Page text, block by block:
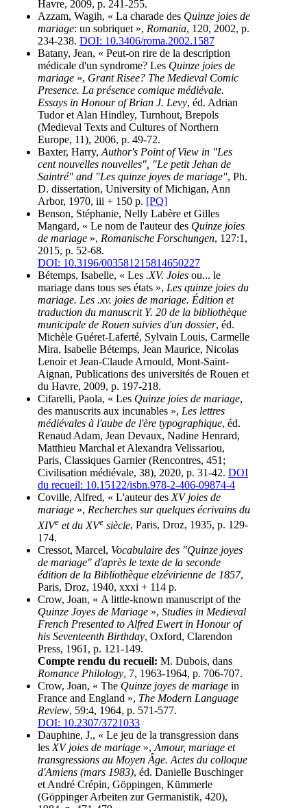
Havre, 2009, p. 241-255.
Azzam, Wagih, « La charade des Quinze joies de
mariage: un sobriquet », Romania, 120, 2002, p.
234-238. DOI: 10.3406/roma.2002.1587
Batany, Jean, « Peut-on rire de la description
médicale d'un syndrome? Les Quinze joies de
mariage », Grant Risee? The Medieval Comic
Presence. La présence comique médiévale.
Essays in Honour of Brian J. Levy, éd. Adrian
Tudor et Alan Hindley, Turnhout, Brepols
(Medieval Texts and Cultures of Northern
Europe, 11), 2006, p. 49-72.
Baxter, Harry, Author's Point of View in "Les
cent nouvelles nouvelles", "Le petit Jehan de
Saintré" and "Les quinze joyes de mariage", Ph.
D. dissertation, University of Michigan, Ann
Arbor, 1970, iii + 150 p. [PQ]
Benson, Stéphanie, Nelly Labère et Gilles
Mangard, « Le nom de l'auteur des Quinze joies
de mariage », Romanische Forschungen, 127:1,
2015, p. 52-68.
DOI: 10.3196/003581215814650227
Bétemps, Isabelle, « Les .XV. Joies ou... le
mariage dans tous ses états », Les quinze joies du
mariage. Les .xv. joies de mariage. Édition et
traduction du manuscrit Y. 20 de la bibliothèque
municipale de Rouen suivies d'un dossier, éd.
Michèle Guéret-Laferté, Sylvain Louis, Carmelle
Mira, Isabelle Bétemps, Jean Maurice, Nicolas
Lenoir et Jean-Claude Arnould, Mont-Saint-
Aignan, Publications des universités de Rouen et
du Havre, 2009, p. 197-218.
Cifarelli, Paola, « Les Quinze joies de mariage,
des manuscrits aux incunables », Les lettres
médiévales à l'aube de l'ère typographique, éd.
Renaud Adam, Jean Devaux, Nadine Henrard,
Matthieu Marchal et Alexandra Velissariou,
Paris, Classiques Garnier (Rencontres, 451;
Civilisation médiévale, 38), 2020, p. 31-42. DOI
du recueil: 10.15122/isbn.978-2-406-09874-4
Coville, Alfred, « L'auteur des XV joies de
mariage », Recherches sur quelques écrivains du
XIVe et du XVe siècle, Paris, Droz, 1935, p. 129-
174.
Cressot, Marcel, Vocabulaire des "Quinze joyes
de mariage" d'après le texte de la seconde
édition de la Bibliothèque elzévirienne de 1857,
Paris, Droz, 1940, xxxi + 114 p.
Crow, Joan, « A little-known manuscript of the
Quinze Joyes de Mariage », Studies in Medieval
French Presented to Alfred Ewert in Honour of
his Seventeenth Birthday, Oxford, Clarendon
Press, 1961, p. 121-149.
Compte rendu du recueil: M. Dubois, dans
Romance Philology, 7, 1963-1964, p. 706-707.
Crow, Joan, « The Quinze joyes de mariage in
France and England », The Modern Language
Review, 59:4, 1964, p. 571-577.
DOI: 10.2307/3721033
Dauphine, J., « Le jeu de la transgression dans
les XV joies de mariage », Amour, mariage et
transgressions au Moyen Âge. Actes du colloque
d'Amiens (mars 1983), éd. Danielle Buschinger
et André Crépin, Göppingen, Kümmerle
(Göppinger Arbeiten zur Germanistik, 420),